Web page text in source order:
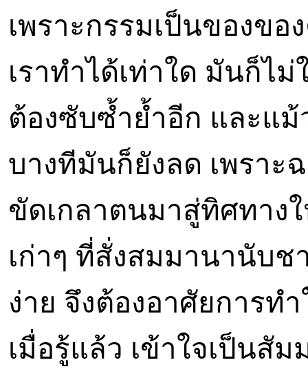
เพราะกรรมเป็นของขอ
เราทำได้เท่าใด มันก็ไ
ต้องซับซ้ำย้ำอีก และแม้
บางทีมันก็ยังลด เพราะ
ขัดเกลาตนมาสู่ทิศทาง
เก่าๆ ที่สั่งสมมานานับช
ง่าย จึงต้องอาศัยการท
เมื่อรู้แล้ว เข้าใจเป็นสั